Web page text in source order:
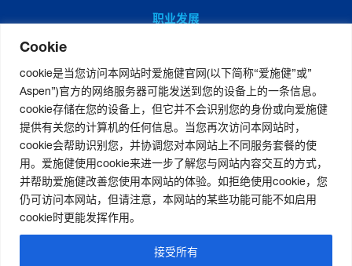
Cookie
cookie是当您访问本网站时爱施健官网(以下简称“爱施健”或”
Aspen”)官方的网络服务器可能发送到您的设备上的一条信息。
cookie存储在您的设备上，但它并不会识别您的身份或向爱施健
提供有关您的计算机的任何信息。当您再次访问本网站时，
cookie会帮助识别您，并协调您对本网站上不同服务套餐的使
用。爱施健使用cookie来进一步了解您与网站内容交互的方式，
并帮助爱施健改善您使用本网站的体验。如拒绝使用cookie，您
仍可访问本网站，但请注意，本网站的某些功能可能不如启用
cookie时更能发挥作用。
接受所有
职业发展
爱施健中国岗位招聘
媒体中心
爱施健集团资讯
爱施健中国资讯
联系我们 |官网免责声明
粤ICP备19080705号-2